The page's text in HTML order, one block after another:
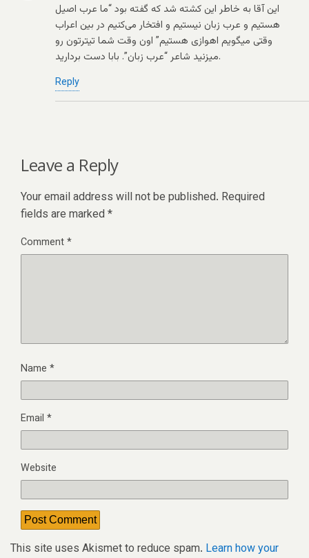
این آقا به خاطر این کشته شد که گفته بود “ما عرب اصیل
هستیم و عرب زبان نیستیم و افتخار می‌کنیم در بین اعراب
وقتی‌ میگویم اهوازی هستیم” اون وقت شما تیترتون رو
میزنید شاعر “عرب زبان”. بابا دست بردارید.
Reply
Leave a Reply
Your email address will not be published. Required
fields are marked *
Comment*
Name *
Email *
Website
This site uses Akismet to reduce spam. Learn how your